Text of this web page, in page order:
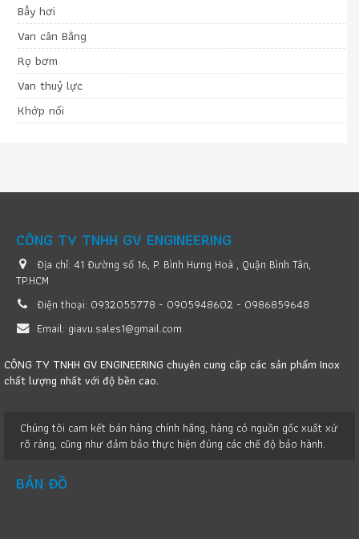
Bẫy hơi
Van cân Bằng
Rọ bơm
Van thuỷ lực
Khớp nối
CÔNG TY TNHH GV ENGINEERING
Địa chỉ: 41 Đường số 16, P. Bình Hưng Hoà , Quận Bình Tân,
TP.HCM
Điện thoại: 0932055778 - 0905948602 - 0986859648
Email: giavu.sales1@gmail.com
CÔNG TY TNHH GV ENGINEERING chuyên cung cấp các sản phẩm Inox
chất lượng nhất với độ bền cao.
Chúng tôi cam kết bán hàng chính hãng, hàng có nguồn gốc xuất xứ
rõ ràng, cũng như đảm bảo thực hiện đúng các chế độ bảo hành.
BẢN ĐỒ